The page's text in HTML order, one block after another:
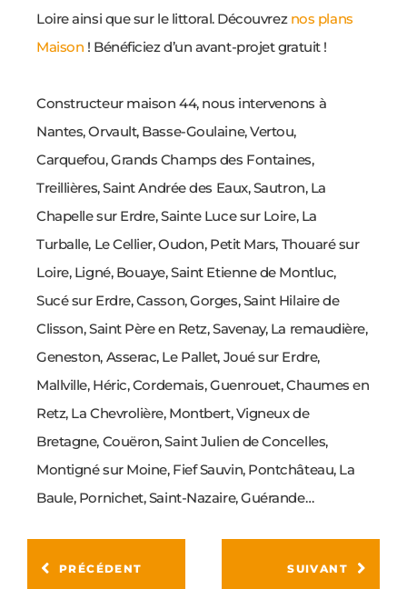
Loire ainsi que sur le littoral. Découvrez nos plans
Maison ! Bénéficiez d’un avant-projet gratuit !
Constructeur maison 44, nous intervenons à
Nantes, Orvault, Basse-Goulaine, Vertou,
Carquefou, Grands Champs des Fontaines,
Treillières, Saint Andrée des Eaux, Sautron, La
Chapelle sur Erdre, Sainte Luce sur Loire, La
Turballe, Le Cellier, Oudon, Petit Mars, Thouaré sur
Loire, Ligné, Bouaye, Saint Etienne de Montluc,
Sucé sur Erdre, Casson, Gorges, Saint Hilaire de
Clisson, Saint Père en Retz, Savenay, La remaudière,
Geneston, Asserac, Le Pallet, Joué sur Erdre,
Mallville, Héric, Cordemais, Guenrouet, Chaumes en
Retz, La Chevrolière, Montbert, Vigneux de
Bretagne, Couëron, Saint Julien de Concelles,
Montigné sur Moine, Fief Sauvin, Pontchâteau, La
Baule, Pornichet, Saint-Nazaire, Guérande…
PRÉCÉDENT SUIVANT